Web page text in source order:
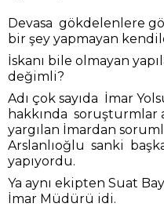
Devasa gökdelenlere
bir şey yapmayan
İskanı bile olmayan
değimli?
Adı çok sayıda İmar
hakkında soruşturmlar
yargılan İmardan
Arslanlıoğlu sanki
yapıyordu.
Ya aynı ekipten Suat
İmar Müdürü idi.